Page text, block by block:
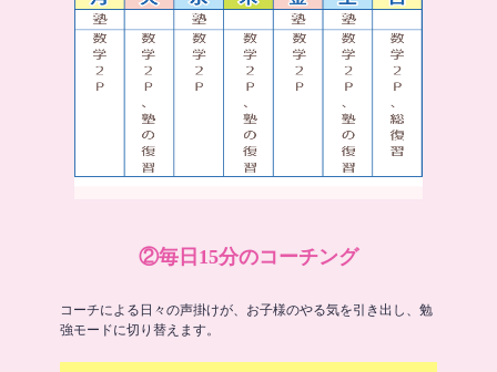
②毎日15分のコーチング
コーチによる日々の声掛けが、お子様のやる気を引き出し、勉
強モードに切り替えます。